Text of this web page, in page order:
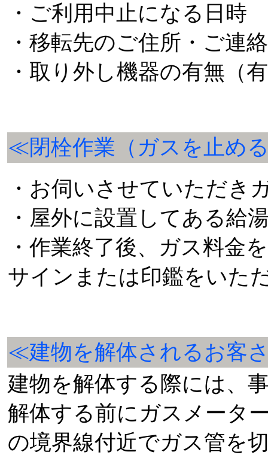
・ご利用中止になる日時
・移転先のご住所・ご連
・取り外し機器の有無（
≪閉栓作業（ガスを止め
・お伺いさせていただき
・屋外に設置してある給
・作業終了後、ガス料金
サインまたは印鑑をいた
≪建物を解体されるお客
建物を解体する際には、
解体する前にガスメータ
の境界線付近でガス管を